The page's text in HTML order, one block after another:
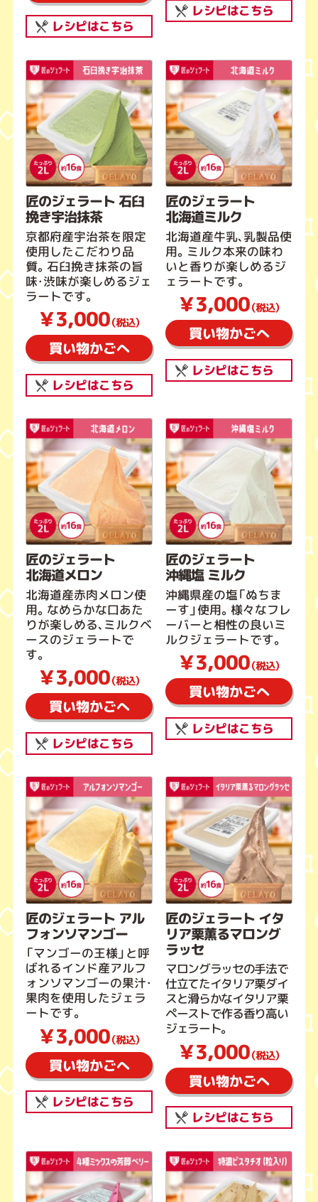
レシピはこちら
レシピはこちら
匠のジェラート 石臼
挽き宇治抹茶
京都府産宇治茶を限定
使用したこだわり品
質。石臼挽き抹茶の旨
味・渋味が楽しめるジェ
ラートです。
￥3,000（税込）
買い物かごへ
レシピはこちら
匠のジェラート
北海道ミルク
北海道産牛乳、乳製品使
用。ミルク本来の味わ
いと香りが楽しめるジ
ェラートです。
￥3,000（税込）
買い物かごへ
レシピはこちら
匠のジェラート
北海道メロン
北海道産赤肉メロン使
用。なめらかな口あた
りが楽しめる、ミルクベ
ースのジェラートで
す。
￥3,000（税込）
買い物かごへ
レシピはこちら
匠のジェラート
沖縄塩 ミルク
沖縄県産の塩「ぬちま
ーす」使用。様々なフレ
ーバーと相性の良いミ
ルクジェラートです。
￥3,000（税込）
買い物かごへ
レシピはこちら
匠のジェラート アル
フォンソマンゴー
「マンゴーの王様」と呼
ばれるインド産アルフ
ォンソマンゴーの果汁・
果肉を使用したジェラ
ートです。
￥3,000（税込）
買い物かごへ
レシピはこちら
匠のジェラート イタ
リア栗薫るマロング
ラッセ
マロングラッセの手法で
仕立てたイタリア栗ダイ
スと滑らかなイタリア栗
ペーストで作る香り高い
ジェラート。
￥3,000（税込）
買い物かごへ
レシピはこちら